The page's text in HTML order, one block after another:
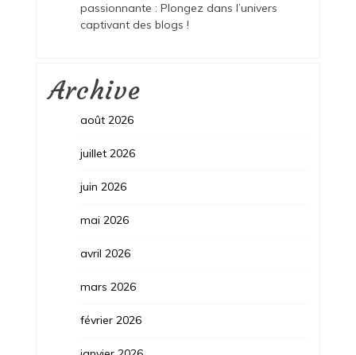
passionnante : Plongez dans l’univers
captivant des blogs !
Archive
août 2026
juillet 2026
juin 2026
mai 2026
avril 2026
mars 2026
février 2026